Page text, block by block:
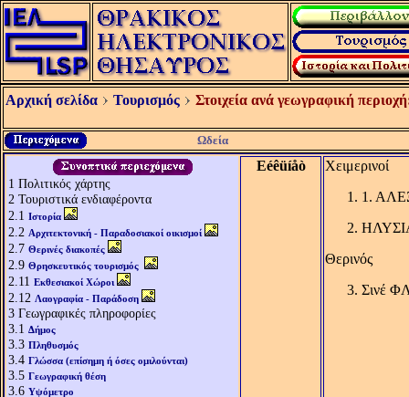
Αρχική σελίδα Τουρισμός Στοιχεία ανά γεωγραφική
Ωδεία
1 Πολιτικός χάρτης
2 Τουριστικά ενδιαφέροντα
2.1 Ιστορία
2.2 Αρχιτεκτονική - Παραδοσιακοί οικισμοί
2.7 Θερινές διακοπές
2.9 Θρησκευτικός τουρισμός
2.11 Εκθεσιακοί Χώροι
2.12 Λαογραφία - Παράδοση
3 Γεωγραφικές πληροφορίες
3.1 Δήμος
3.3 Πληθυσμός
3.4 Γλώσσα (επίσημη ή όσες ομιλούνται)
3.5 Γεωγραφική θέση
3.6 Υψόμετρο
Eéêüíåò
Χειμερινοί
1.
Θερινός
Σινέ